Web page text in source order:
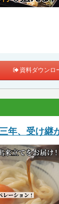
資料ダウンロ
年、受け継